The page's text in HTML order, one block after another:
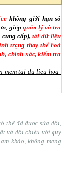
không giới hạn số
giúpquản lý và tra
cung cấp),tải dữ liệu
trạng thay thế hoá
chính xác, kiểm tra
mem-tai-du-lieu-hoa-
thể đã được sửa đổi,
và đối chiếu với quy
khảo, không mang